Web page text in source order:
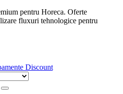
pentru Horeca. Oferte
fluxuri tehnologice pentru